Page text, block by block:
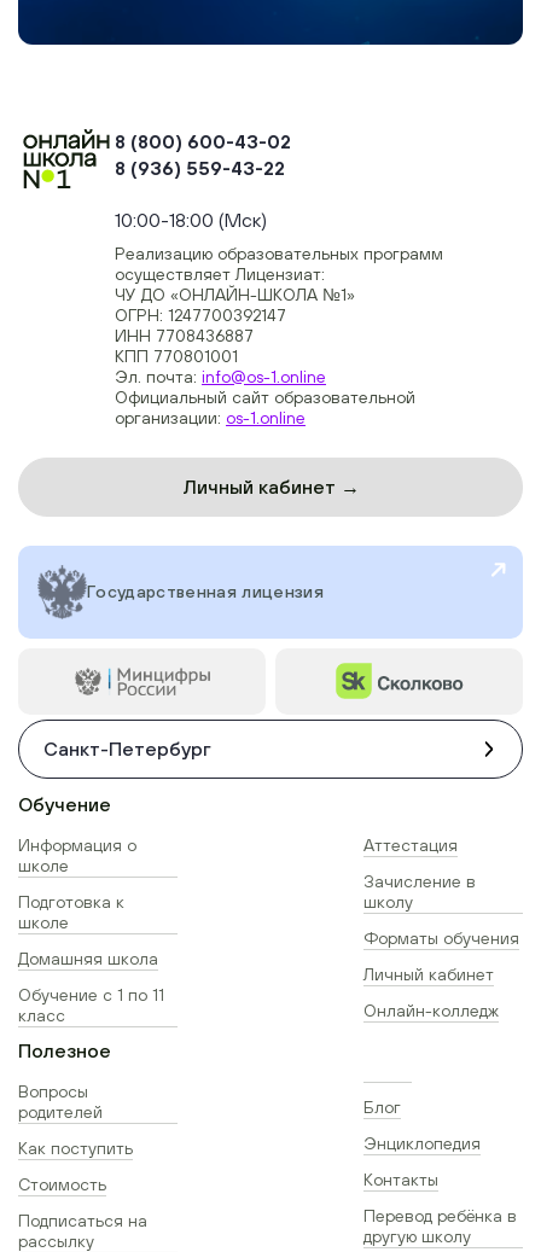
8 (800) 600-43-02
8 (936) 559-43-22
10:00-18:00 (Мск)
Реализацию образовательных программ
осуществляет Лицензиат:
ЧУ ДО «ОНЛАЙН-ШКОЛА №1»
ОГРН: 1247700392147
ИНН 7708436887
КПП 770801001
Эл. почта: info@os-1.online
Официальный сайт образовательной
организации: os-1.online
Личный кабинет →
Государственная лицензия
Санкт-Петербург
Обучение
Информация о
школе
Подготовка к
школе
Домашняя школа
Обучение с 1 по 11
класс
Аттестация
Зачисление в
школу
Форматы обучения
Личный кабинет
Онлайн-колледж
Полезное
Вопросы
родителей
Как поступить
Стоимость
Подписаться на
рассылку
Блог
Энциклопедия
Контакты
Перевод ребёнка в
другую школу